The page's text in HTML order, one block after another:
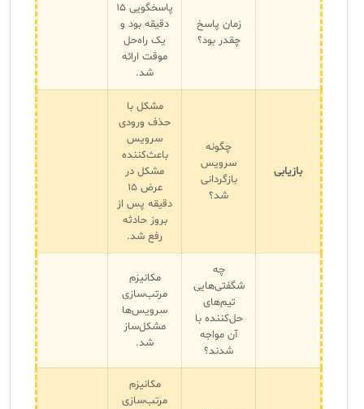
زمان پاسخ
چقدر بود؟
پاسخگویی ۱۵
دقیقه بود و
یک راه‌حل
موقت ارائه
شد.
بازیابی
چگونه
سرویس
بازگردانی
شد؟
مشکل با
حذف ورودی
سرویس
باعث‌کننده
مشکل در
عرض ۱۵
دقیقه پس از
بروز حادثه
رفع شد.
چه
شگفتی‌هایی
تیم‌های
حل‌کننده با
آن مواجه
شدند؟
مکانیزم
مرتب‌سازی
سرویس‌ها
مشکل‌ساز
شد.
مکانیزم
مرتب‌سازی